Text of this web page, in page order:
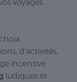
voyages
d’activités,
incentive
ludiques et